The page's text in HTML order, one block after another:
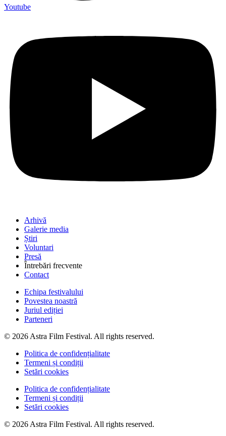
Youtube
Arhivă
Galerie media
Știri
Voluntari
Presă
Întrebări frecvente
Contact
Echipa festivalului
Povestea noastră
Juriul ediției
Parteneri
© 2026 Astra Film Festival. All rights reserved.
Politica de confidențialitate
Termeni și condiții
Setări cookies
Politica de confidențialitate
Termeni și condiții
Setări cookies
© 2026 Astra Film Festival. All rights reserved.